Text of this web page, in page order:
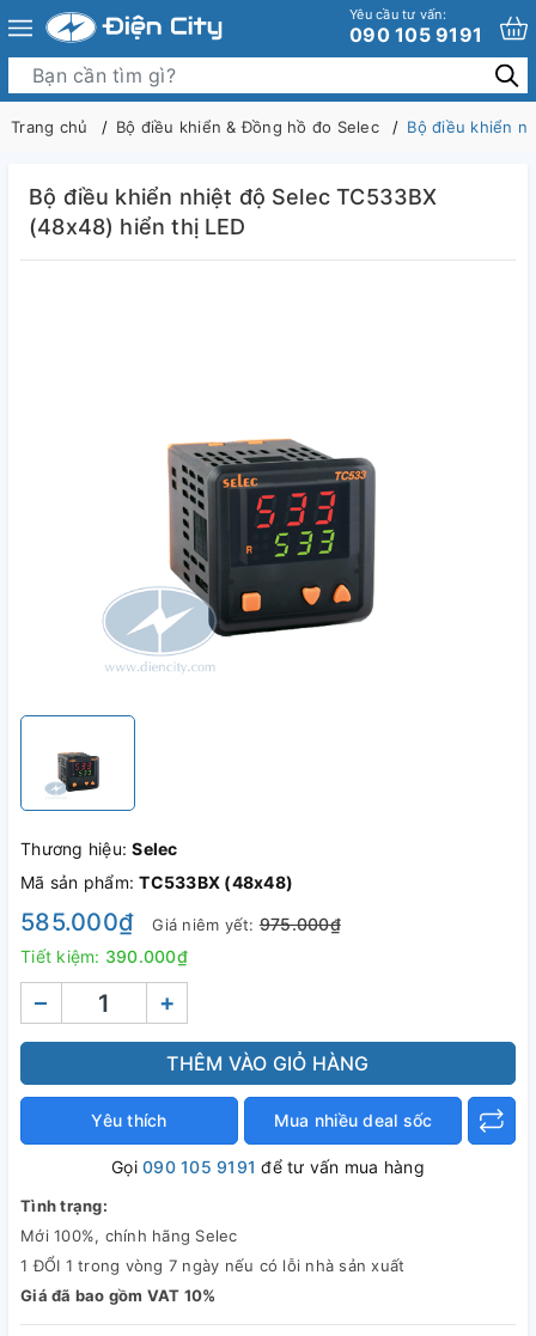
Yêu cầu tư vấn:
090 105 9191
Trang chủ Bộ điều khiển & Đồng hồ đo Selec Bộ điều khiển
Bộ điều khiển nhiệt độ Selec TC533BX
(48x48) hiển thị LED
Thương hiệu:Selec
Mã sản phẩm:TC533BX (48x48)
585.000₫ Giá niêm yết:975.000₫
Tiết kiệm: 390.000₫
– +
THÊM VÀO GIỎ HÀNG
Yêu thích Mua nhiều deal sốc
Gọi090 105 9191 để tư vấn mua hàng
Tình trạng:
Mới 100%, chính hãng Selec
1 ĐỔI 1 trong vòng 7 ngày nếu có lỗi nhà sản xuất
Giá đã bao gồm VAT 10%